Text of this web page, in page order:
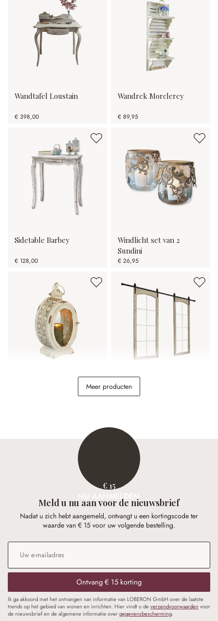
Wandtafel Loustain
€ 398,00
Wandrek Morclerey
€ 89,95
Sidetable Barbey
€ 128,00
Windlicht set van 2
Sundini
€ 26,95
Dubbele schuifdeur
Incles
Meer producten
€ 15
NU AANMELDEN
Meld u nu aan voor de nieuwsbrief
Nadat u zich hebt aangemeld, ontvangt u een kortingscode ter
waarde van € 15 voor uw volgende bestelling.
E-mailadres
Ontvang € 15 korting
Ik ga akkoord met het ontvangen van informatie van LOBERON GmbH over de laatste
trends op het gebied van wonen en inrichten. Hier vindt u deverzendvoorwaarden voor
de nieuwsbrief en de algemene informatie overgegevensbescherming.